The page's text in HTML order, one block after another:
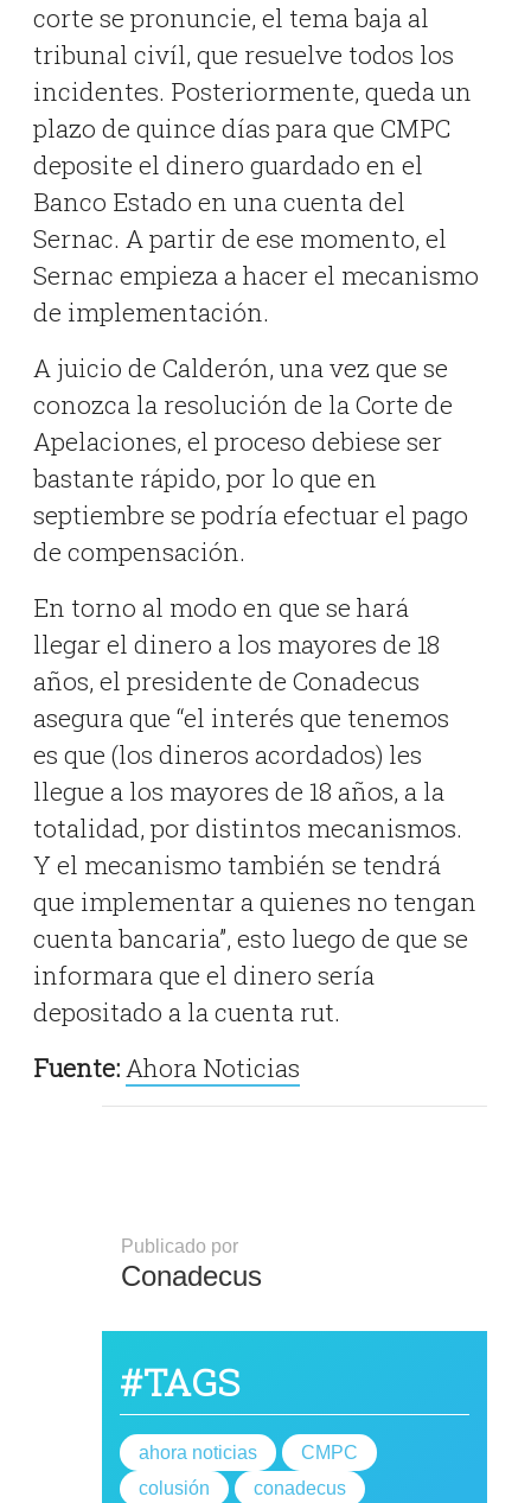
corte se pronuncie, el tema baja al
tribunal civíl, que resuelve todos los
incidentes. Posteriormente, queda un
plazo de quince días para que CMPC
deposite el dinero guardado en el
Banco Estado en una cuenta del
Sernac. A partir de ese momento, el
Sernac empieza a hacer el mecanismo
de implementación.
A juicio de Calderón, una vez que se
conozca la resolución de la Corte de
Apelaciones, el proceso debiese ser
bastante rápido, por lo que en
septiembre se podría efectuar el pago
de compensación.
En torno al modo en que se hará
llegar el dinero a los mayores de 18
años, el presidente de Conadecus
asegura que “el interés que tenemos
es que (los dineros acordados) les
llegue a los mayores de 18 años, a la
totalidad, por distintos mecanismos.
Y el mecanismo también se tendrá
que implementar a quienes no tengan
cuenta bancaria”, esto luego de que se
informara que el dinero sería
depositado a la cuenta rut.
Fuente:Ahora Noticias
Publicado por
Conadecus
#TAGS
ahora noticias
CMPC
colusión
conadecus